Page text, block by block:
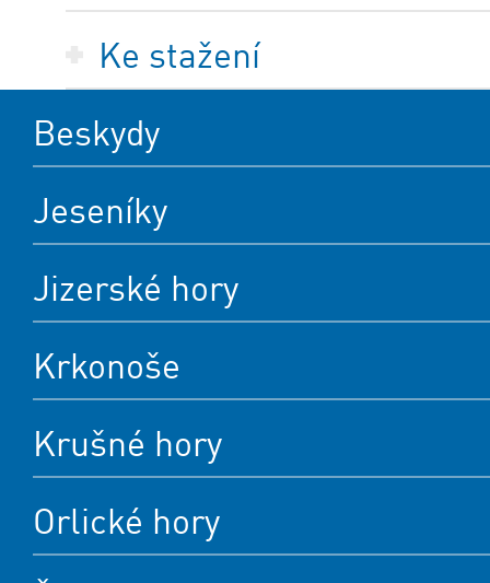
Ke stažení
Beskydy
Jeseníky
Jizerské hory
Krkonoše
Krušné hory
Orlické hory